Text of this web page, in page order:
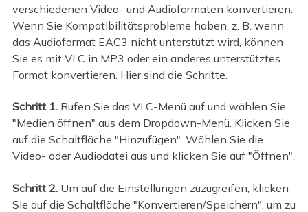
verschiedenen Video- und Audioformaten konvertieren.
Wenn Sie Kompatibilitätsprobleme haben, z. B. wenn
das Audioformat EAC3 nicht unterstützt wird, können
Sie es mit VLC in MP3 oder ein anderes unterstütztes
Format konvertieren. Hier sind die Schritte.
Schritt 1. Rufen Sie das VLC-Menü auf und wählen Sie
"Medien öffnen" aus dem Dropdown-Menü. Klicken Sie
auf die Schaltfläche "Hinzufügen". Wählen Sie die
Video- oder Audiodatei aus und klicken Sie auf "Öffnen".
Schritt 2. Um auf die Einstellungen zuzugreifen, klicken
Sie auf die Schaltfläche "Konvertieren/Speichern", um zu